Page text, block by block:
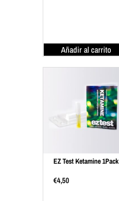
Añadir al carrito
EZ Test Ketamine 1Pack
€4,50